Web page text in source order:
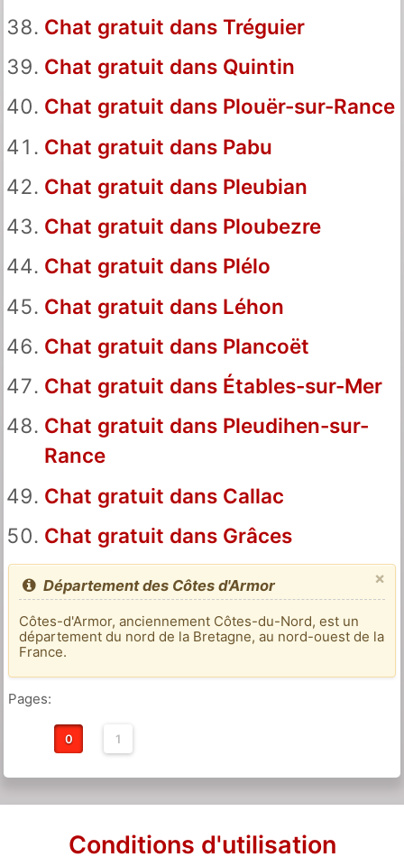
Chat gratuit dans Tréguier
Chat gratuit dans Quintin
Chat gratuit dans Plouër-sur-Rance
Chat gratuit dans Pabu
Chat gratuit dans Pleubian
Chat gratuit dans Ploubezre
Chat gratuit dans Plélo
Chat gratuit dans Léhon
Chat gratuit dans Plancoët
Chat gratuit dans Étables-sur-Mer
Chat gratuit dans Pleudihen-sur-
Rance
Chat gratuit dans Callac
Chat gratuit dans Grâces
×
Département des Côtes d'Armor
Côtes-d'Armor, anciennement Côtes-du-Nord, est un
département du nord de la Bretagne, au nord-ouest de la
France.
Pages:
0 1
Conditions d'utilisation